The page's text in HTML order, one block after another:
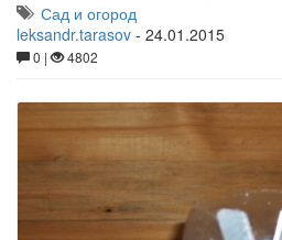
Сад и огород
leksandr.tarasov - 24.01.2015
0 | 4802